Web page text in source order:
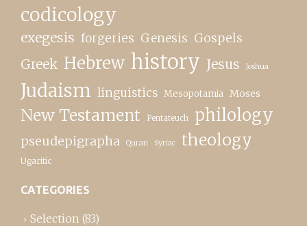
codicology
exegesis forgeries Genesis Gospels
Greek Hebrew history Jesus Joshua
Judaism linguistics Mesopotamia Moses
New Testament Pentateuch philology
pseudepigrapha Quran Syriac theology
Ugaritic
CATEGORIES
Selection (83)